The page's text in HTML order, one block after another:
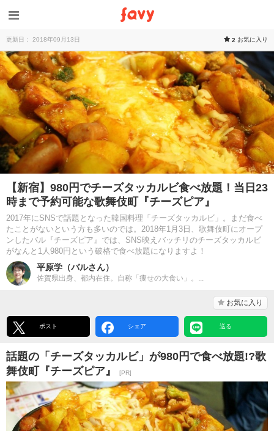
更新日： 2018年09月13日 2 お気に入り
【新宿】980円でチーズタッカルビ食べ放題！当日23
時まで予約可能な歌舞伎町『チーズピア』
2017年にSNSで話題となった韓国料理「チーズタッカルビ」。まだ食べ
たことがないという方も多いのでは。2018年1月3日、歌舞伎町にオープ
ンしたバル『チーズピア』では、SNS映えバッチリのチーズタッカルビ
がなんと1人980円という破格で食べ放題になりますよ！
平原学（バルさん）
佐賀県出身、都内在住。自称「痩せの大食い」。...
お気に入り
ポスト シェア 送る
話題の「チーズタッカルビ」が980円で食べ放題!?歌
舞伎町『チーズピア』
[PR]